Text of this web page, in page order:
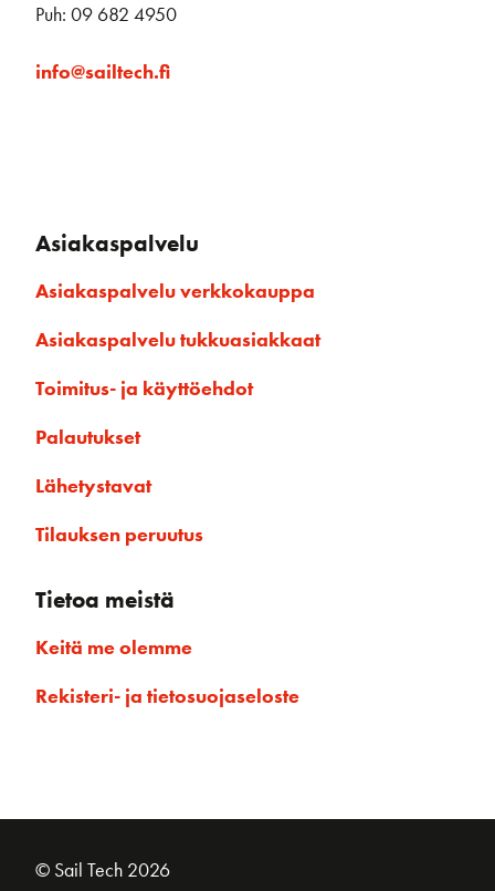
Puh: 09 682 4950
info@sailtech.fi
Asiakaspalvelu
Asiakaspalvelu verkkokauppa
Asiakaspalvelu tukkuasiakkaat
Toimitus- ja käyttöehdot
Palautukset
Lähetystavat
Tilauksen peruutus
Tietoa meistä
Keitä me olemme
Rekisteri- ja tietosuojaseloste
© Sail Tech 2026